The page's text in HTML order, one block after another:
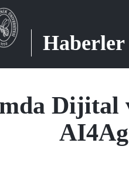
Haberler
Dijital